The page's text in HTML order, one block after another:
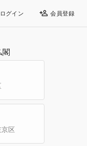
ログイン 会員登録
閣
区